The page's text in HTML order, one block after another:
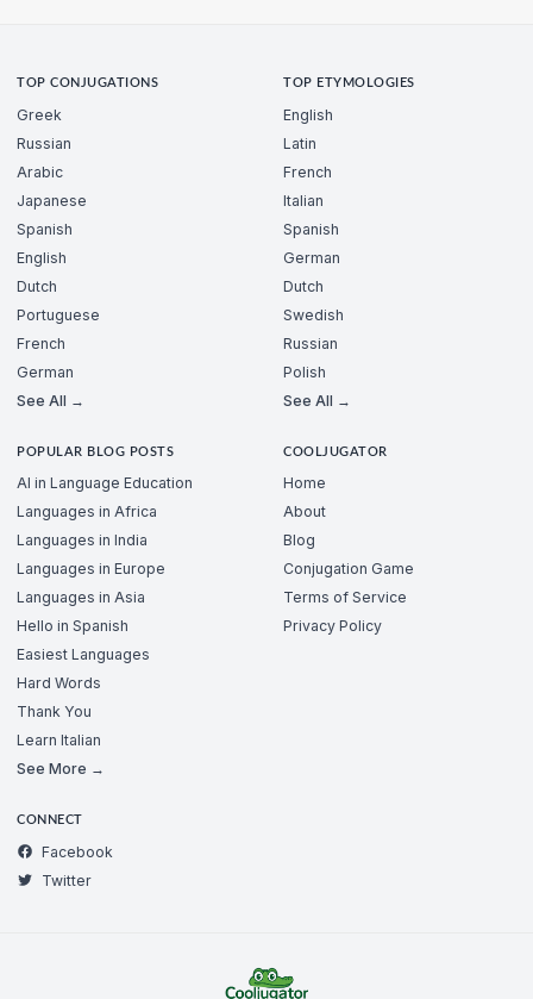
TOP CONJUGATIONS
Greek
Russian
Arabic
Japanese
Spanish
English
Dutch
Portuguese
French
German
See All →
TOP ETYMOLOGIES
English
Latin
French
Italian
Spanish
German
Dutch
Swedish
Russian
Polish
See All →
POPULAR BLOG POSTS
AI in Language Education
Languages in Africa
Languages in India
Languages in Europe
Languages in Asia
Hello in Spanish
Easiest Languages
Hard Words
Thank You
Learn Italian
See More →
COOLJUGATOR
Home
About
Blog
Conjugation Game
Terms of Service
Privacy Policy
CONNECT
Facebook
Twitter